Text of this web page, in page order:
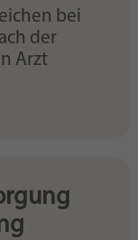
bei
der
Arzt